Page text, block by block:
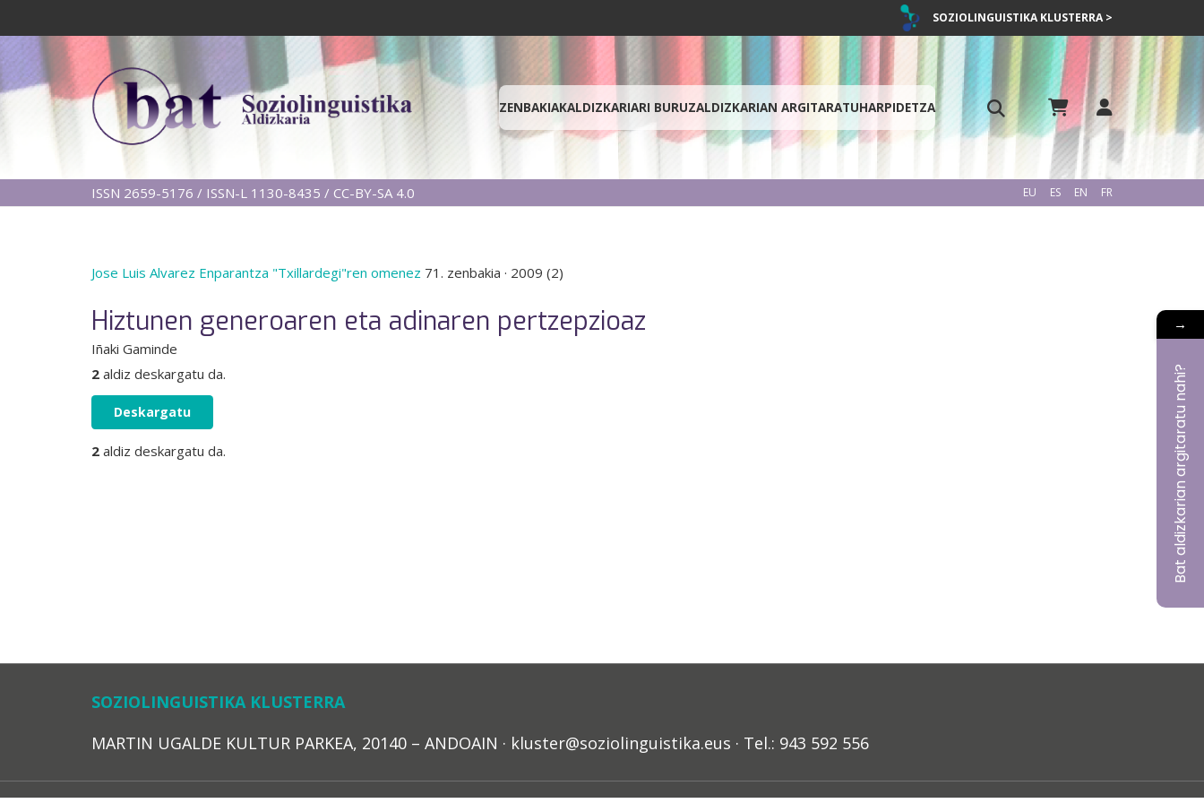
SOZIOLINGUISTIKA KLUSTERRA >
ZENBAKIAKALDIZKARIARI BURUZALDIZKARIAN ARGITARATUHARPIDETZA
ISSN 2659-5176 / ISSN-L 1130-8435 / CC-BY-SA 4.0 EU ES EN FR
Jose Luis Alvarez Enparantza "Txillardegi"ren omenez 71. zenbakia · 2009 (2)
Hiztunen generoaren eta adinaren pertzepzioaz
Iñaki Gaminde
2 aldiz deskargatu da.
Deskargatu
2 aldiz deskargatu da.
SOZIOLINGUISTIKA KLUSTERRA
MARTIN UGALDE KULTUR PARKEA, 20140 – ANDOAIN · kluster@soziolinguistika.eus · Tel.: 943 592 556
→
Bat aldizkarian argitaratu nahi?